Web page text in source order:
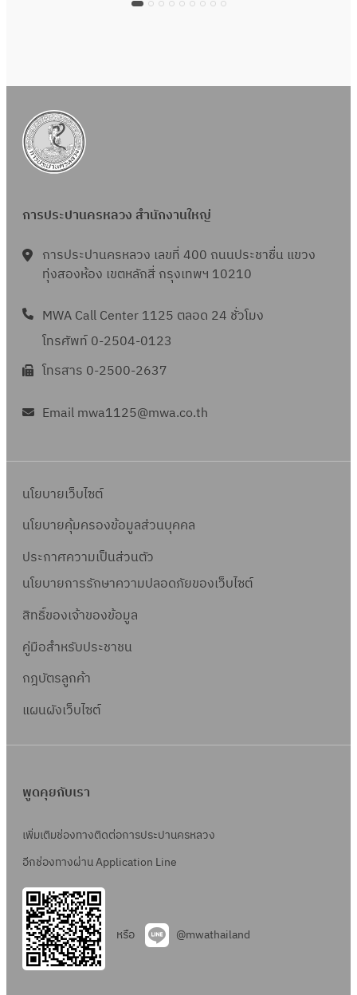
การประปานครหลวง สำนักงานใหญ่
การประปานครหลวง เลขที่ 400 ถนนประชาชื่น แขวง
ทุ่งสองห้อง เขตหลักสี่ กรุงเทพฯ 10210
MWA Call Center 1125 ตลอด 24 ชั่วโมง
โทรศัพท์ 0-2504-0123
โทรสาร 0-2500-2637
Email mwa1125@mwa.co.th
นโยบายเว็บไซต์
นโยบายคุ้มครองข้อมูลส่วนบุคคล
ประกาศความเป็นส่วนตัว
นโยบายการรักษาความปลอดภัยของเว็บไซต์
สิทธิ์ของเจ้าของข้อมูล
คู่มือสำหรับประชาชน
กฎบัตรลูกค้า
แผนผังเว็บไซต์
พูดคุยกับเรา
เพิ่มเติมช่องทางติดต่อการประปานครหลวง
อีกช่องทางผ่าน Application Line
หรือ @mwathailand